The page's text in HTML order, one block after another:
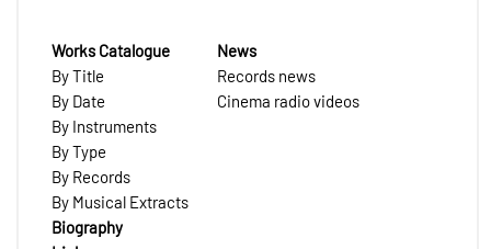
Works Catalogue
By Title
By Date
By Instruments
By Type
By Records
By Musical Extracts
News
Records news
Cinema radio videos
Biography